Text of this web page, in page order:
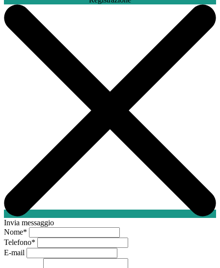
Invia messaggio
Nome*
Telefono*
E-mail